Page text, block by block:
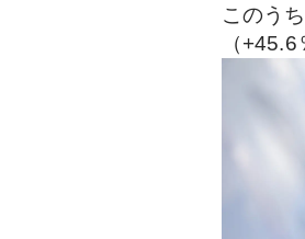
このう
（